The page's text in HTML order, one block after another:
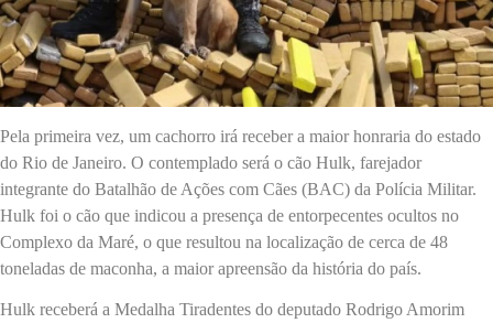
Pela primeira vez, um cachorro irá receber a maior honraria do estado
do Rio de Janeiro. O contemplado será o cão Hulk, farejador
integrante do Batalhão de Ações com Cães (BAC) da Polícia Militar.
Hulk foi o cão que indicou a presença de entorpecentes ocultos no
Complexo da Maré, o que resultou na localização de cerca de 48
toneladas de maconha, a maior apreensão da história do país.
Hulk receberá a Medalha Tiradentes do deputado Rodrigo Amorim